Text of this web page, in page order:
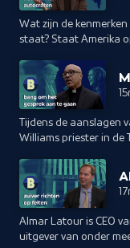
Wat zijn de
staat? Staat Amerika
historica Anne
sterker worden,
democratieën te
Autocratie BV. Twan
Washington.
Tijdens de aanslagen
Williams priester in de
puinwolken na de
World Trade Center.
St. Francis Church in
Carolina.
Almar Latour is CEO
uitgever van onder